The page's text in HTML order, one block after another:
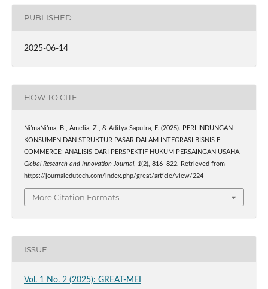
PUBLISHED
2025-06-14
HOW TO CITE
Ni’maNi’ma, B., Amelia, Z., & Aditya Saputra, F. (2025). PERLINDUNGAN
KONSUMEN DAN STRUKTUR PASAR DALAM INTEGRASI BISNIS E-
COMMERCE: ANALISIS DARI PERSPEKTIF HUKUM PERSAINGAN USAHA.
Global Research and Innovation Journal, 1(2), 816–822. Retrieved from
https://journaledutech.com/index.php/great/article/view/224
More Citation Formats
ISSUE
Vol. 1 No. 2 (2025): GREAT-MEI